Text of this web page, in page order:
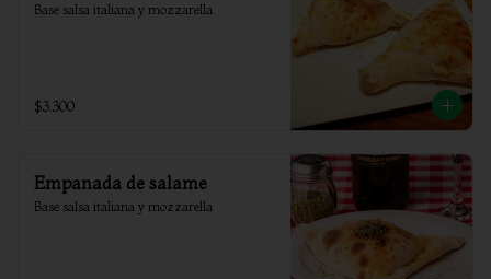
Base salsa italiana y mozzarella
$3.300
Empanada de salame
Base salsa italiana y mozzarella